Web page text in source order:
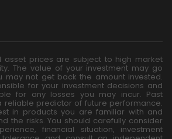
asset prices are subject to high market
The value of your investment may go
may not get back the amount invested.
for your investment decisions and
for any losses you may incur. Past
reliable predictor of future performance.
in products you are familiar with and
the risks. You should carefully consider
financial situation, investment